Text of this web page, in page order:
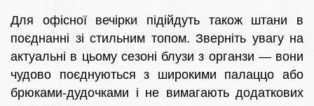
Для офісної вечірки підійдуть також штани в
поєднанні зі стильним топом. Зверніть увагу на
актуальні в цьому сезоні блузи з органзи — вони
чудово поєднуються з широкими палаццо або
брюками-дудочками і не вимагають додаткових